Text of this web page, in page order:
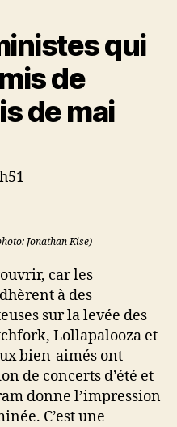
passer
le
mois
de
mai
qui
de
de mai
Jonathan Kise)
car les
à des
sur la levée des
Lollapalooza et
bien-aimés ont
de concerts d’été et
donne l’impression
C’est une